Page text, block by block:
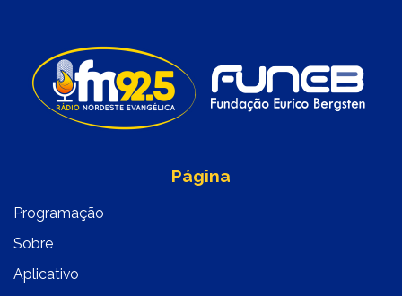
Página
Programação
Sobre
Aplicativo